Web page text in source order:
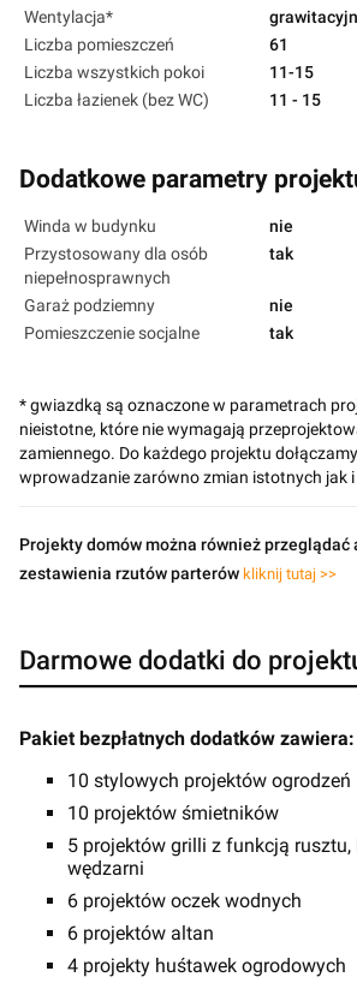
Wentylacja*
Liczba pomieszczeń
61
Liczba wszystkich pokoi
11-15
Liczba łazienek (bez WC)
11 - 15
Dodatkowe parametry
Winda w budynku
nie
Przystosowany dla osób
niepełnosprawnych
tak
Garaż podziemny
nie
Pomieszczenie socjalne
tak
* gwiazdką są oznaczone w parametrach
nieistotne, które nie wymagają
zamiennego. Do każdego projektu
wprowadzanie zarówno zmian istotnych jak
Projekty domów można również przeglądać
zestawienia rzutów parterów kliknij tutaj >>
Darmowe dodatki do
Pakiet bezpłatnych dodatków zawiera:
10 stylowych projektów ogrodzeń
10 projektów śmietników
5 projektów grilli z funkcją rusztu,
wędzarni
6 projektów oczek wodnych
6 projektów altan
4 projekty huśtawek ogrodowych